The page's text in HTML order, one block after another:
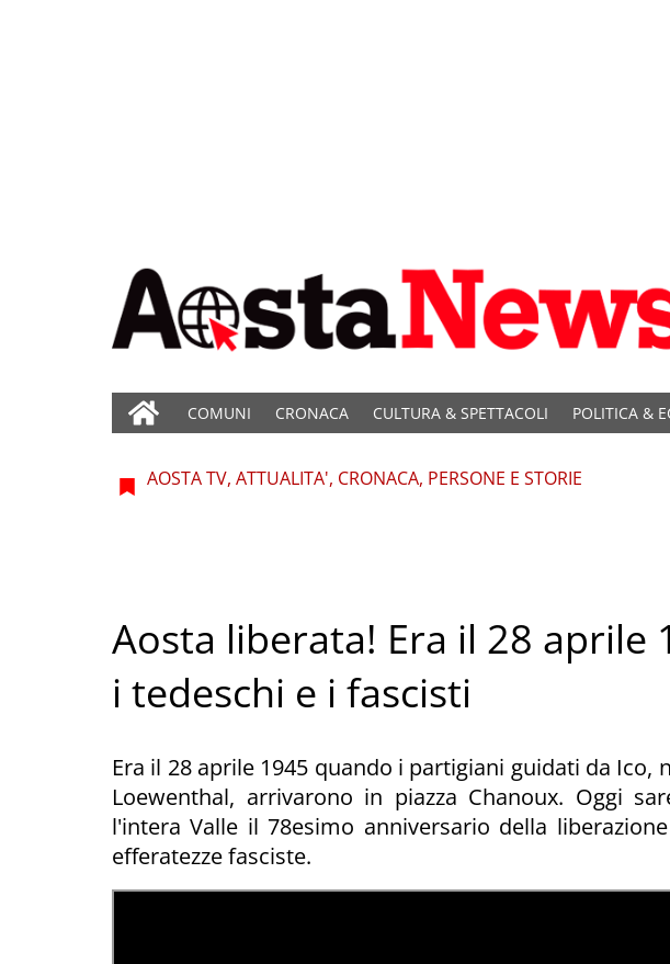
COMUNI CRONACA CULTURA & SPETTACOLI POLITICA &
AOSTA TV, ATTUALITA', CRONACA, PERSONE E STORIE
Aosta liberata! Era il 28 aprile
i tedeschi e i fascisti
Era il 28 aprile 1945 quando i partigiani guidati da Ico,
Loewenthal, arrivarono in piazza Chanoux. Oggi
l'intera Valle il 78esimo anniversario della
efferatezze fasciste.